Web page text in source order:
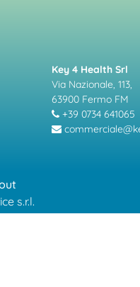
Key 4 Health Srl
Via Nazionale, 113,
63900 Fermo FM
+39 0734 641065
s.r.l.